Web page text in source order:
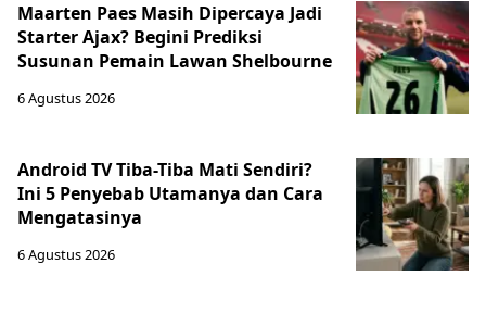
Maarten Paes Masih Dipercaya Jadi
Starter Ajax? Begini Prediksi
Susunan Pemain Lawan Shelbourne
6 Agustus 2026
Android TV Tiba-Tiba Mati Sendiri?
Ini 5 Penyebab Utamanya dan Cara
Mengatasinya
6 Agustus 2026